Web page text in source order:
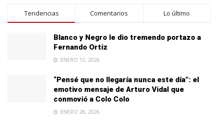
Tendencias Comentarios Lo último
Blanco y Negro le dio tremendo portazo a
Fernando Ortiz
ENERO 12, 2026
“Pensé que no llegaría nunca este día”: el
emotivo mensaje de Arturo Vidal que
conmovió a Colo Colo
ENERO 28, 2026